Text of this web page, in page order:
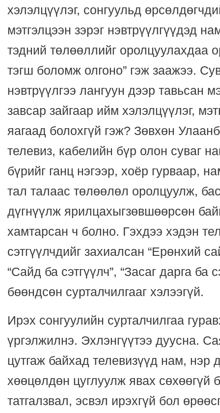
хэлэлцүүлэг, сонгуульд
мэтгэлцээн зэрэг нэвтрүүлгүүдэд
тэдний төлөөллийг оролцуулахдаа
тэгш боломж олгоно” гэж заажээ.
нэвтрүүлгээ лангуун дээр тавьсан
завсар зайгаар ийм хэлэлцүүлэг,
яагаад болохгүй гэж? Зөвхөн
телевиз, кабелийн бүр олон суваг
бүрийг ганц нэгээр, хоёр гурваар,
тал талаас төлөөлөл оролцуулж,
дүгнүүлж ярилцахыгзөвшөөрсөн
хамтарсан ч болно. Гэхдээ хэдэн
сэтгүүлчдийг захиалсан “Ерөнхий
“Сайд ба сэтгүүлч”, “Засаг дарга ба
бөөндсөн сурталчилгааг хэлээгүй.
Ирэх сонгуулийн сурталчилгаа
үргэлжилнэ. Эхлэнгүүтээ дуусна.
цутгаж байхад телевизүүд нам, нэр
хөөцөлдөн цуглуулж явах сөхөөгүй
татгалзвал, эсвэл ирэхгүй бол